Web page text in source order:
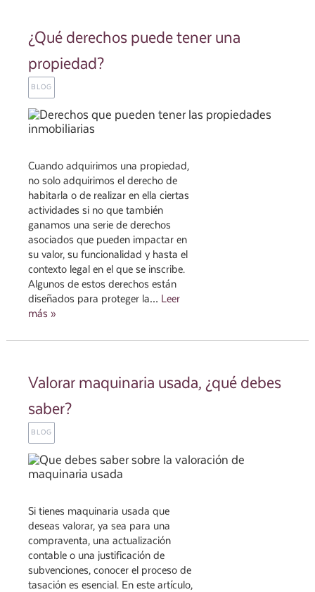
¿Qué derechos puede tener una
propiedad?
BLOG
Cuando adquirimos una propiedad,
no solo adquirimos el derecho de
habitarla o de realizar en ella ciertas
actividades si no que también
ganamos una serie de derechos
asociados que pueden impactar en
su valor, su funcionalidad y hasta el
contexto legal en el que se inscribe.
Algunos de estos derechos están
diseñados para proteger la… Leer
más »
Valorar maquinaria usada, ¿qué debes
saber?
BLOG
Si tienes maquinaria usada que
deseas valorar, ya sea para una
compraventa, una actualización
contable o una justificación de
subvenciones, conocer el proceso de
tasación es esencial. En este artículo,